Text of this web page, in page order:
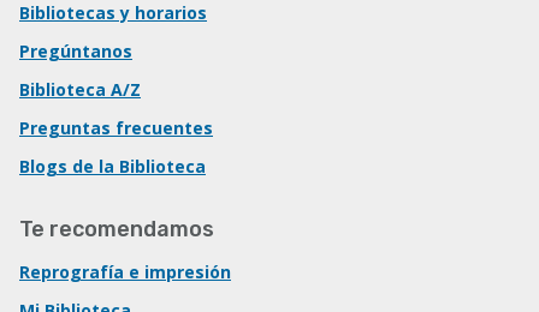
Bibliotecas y horarios
Pregúntanos
Biblioteca A/Z
Preguntas frecuentes
Blogs de la Biblioteca
Te recomendamos
Reprografía e impresión